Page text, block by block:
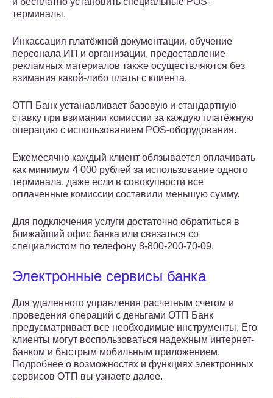
терминалы.
Инкассация платёжной документации, обучение
персонала ИП и организации, предоставление
рекламных материалов также осуществляются без
взимания какой-либо платы с клиента.
ОТП Банк устанавливает базовую и стандартную
ставку при взимании комиссии за каждую платёжную
операцию с использованием POS-оборудования.
Ежемесячно каждый клиент обязывается оплачивать
как минимум 4 000 рублей за использование одного
терминала, даже если в совокупности все
оплаченные комиссии составили меньшую сумму.
Для подключения услуги достаточно обратиться в
ближайший офис банка или связаться со
специалистом по телефону 8-800-200-70-09.
Электронные сервисы банка
Для удаленного управления расчетным счетом и
проведения операций с деньгами ОТП Банк
предусматривает все необходимые инструменты. Его
клиенты могут воспользоваться надежным интернет-
банком и быстрым мобильным приложением.
Подробнее о возможностях и функциях электронных
сервисов ОТП вы узнаете далее.